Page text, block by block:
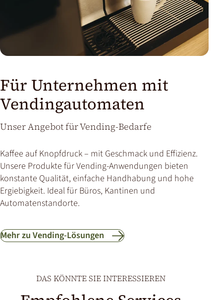
Für Unternehmen mit
Vendingautomaten
Unser Angebot für Vending-Bedarfe
Kaffee auf Knopfdruck – mit Geschmack und Effizienz.
Unsere Produkte für Vending-Anwendungen bieten
konstante Qualität, einfache Handhabung und hohe
Ergiebigkeit. Ideal für Büros, Kantinen und
Automatenstandorte.
Mehr zu Vending-Lösungen
DAS KÖNNTE SIE INTERESSIEREN